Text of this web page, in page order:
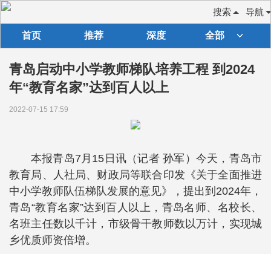
导航
搜索
首页 推荐 深度 全部
青岛启动中小学教师梯队培养工程 到2024
年“教育名家”达到百人以上
2022-07-15 17:59
本报青岛7月15日讯（记者 孙军）今天，青岛市
教育局、人社局、财政局等联合印发《关于全面推进
中小学教师队伍梯队发展的意见》，提出到2024年，
青岛“教育名家”达到百人以上，青岛名师、名校长、
名班主任数以千计，市级骨干教师数以万计，实现城
乡优质师资倍增。